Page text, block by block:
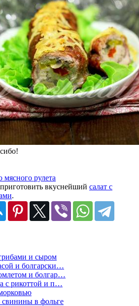
вкуснейший салат с
.
и сыром
и болгарски…
и болгар…
с рикоттой и п…
свинины в фольге